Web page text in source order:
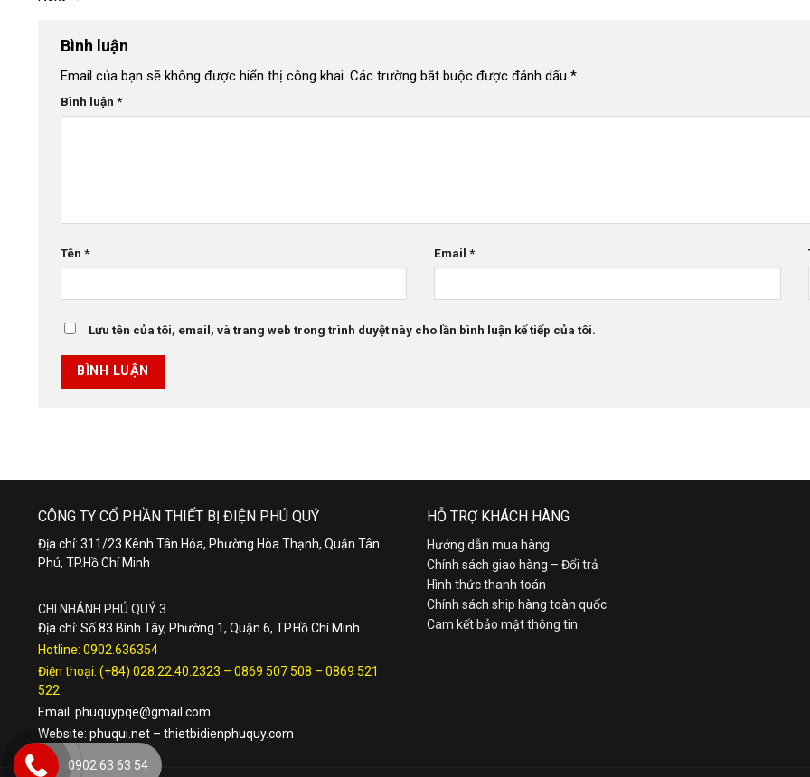
Bình luận
Email của bạn sẽ không được hiển thị công khai. Các trường bắt buộc được đánh dấu *
Bình luận *
Tên * Email*
Lưu tên của tôi, email, và trang web trong trình duyệt này cho lần bình luận kế tiếp của tôi.
CÔNG TY CỔ PHẦN THIẾT BỊ ĐIỆN PHÚ QUÝ
Địa chỉ: 311/23 Kênh Tân Hóa, Phường Hòa Thạnh, Quận Tân
Phú, TP.Hồ Chí Minh
CHI NHÁNH PHÚ QUÝ 3
Địa chỉ: Số 83 Bình Tây, Phường 1, Quận 6, TP.Hồ Chí Minh
Hotline: 0902.636354
Điện thoại: (+84) 028.22.40.2323 – 0869 507 508 – 0869 521
522
Email: phuquypqe@gmail.com
Website: phuqui.net – thietbidienphuquy.com
HỖ TRỢ KHÁCH HÀNG
Hướng dẫn mua hàng
Chính sách giao hàng – Đổi trả
Hình thức thanh toán
Chính sách ship hàng toàn quốc
Cam kết bảo mật thông tin
0902 63 63 54